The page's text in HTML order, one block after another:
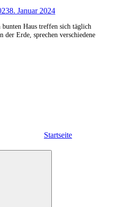
8. Januar 2024
Haus treffen sich täglich
der Erde, sprechen verschiedene
Startseite